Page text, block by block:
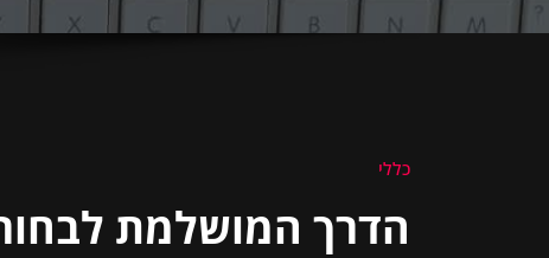
כללי
הדרך המושלמת לבחור